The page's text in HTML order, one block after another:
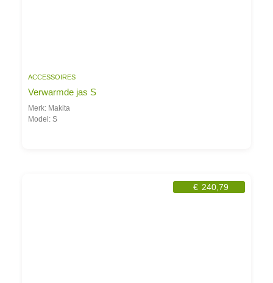
ACCESSOIRES
Verwarmde jas S
Merk: Makita
Model: S
€ 240,79